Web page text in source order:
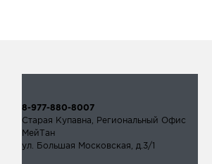
8-977-880-8007
Старая Купавна, Региональный Офис
МейТан
ул. Большая Московская, д.3/1